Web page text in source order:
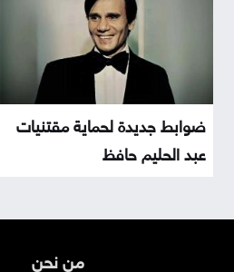
ضوابط جديدة لحماية مقتنيات
عبد الحليم حافظ
من نحن